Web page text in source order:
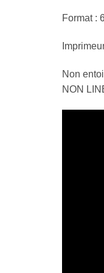
Format :
Non
NON